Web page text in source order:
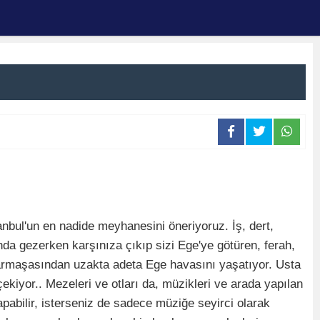
en nadide meyhanesini öneriyoruz. İş, dert,
gezerken karşınıza çıkıp sizi Ege'ye götüren, ferah,
uzakta adeta Ege havasını yaşatıyor. Usta
Mezeleri ve otları da, müzikleri ve arada yapılan
isterseniz de sadece müziğe seyirci olarak